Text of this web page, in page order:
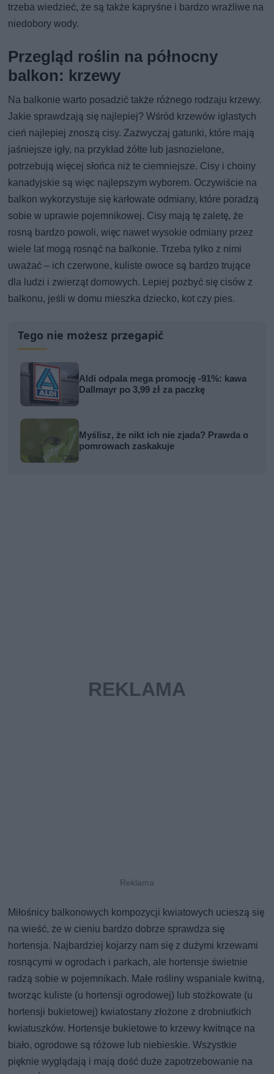
trzeba wiedzieć, że są także kapryśne i bardzo wrażliwe na
niedobory wody.
Przegląd roślin na północny
balkon: krzewy
Na balkonie warto posadzić także różnego rodzaju krzewy.
Jakie sprawdzają się najlepiej? Wśród krzewów iglastych
cień najlepiej znoszą cisy. Zazwyczaj gatunki, które mają
jaśniejsze igły, na przykład żółte lub jasnozielone,
potrzebują więcej słońca niż te ciemniejsze. Cisy i choiny
kanadyjskie są więc najlepszym wyborem. Oczywiście na
balkon wykorzystuje się karłowate odmiany, które poradzą
sobie w uprawie pojemnikowej. Cisy mają tę zaletę, że
rosną bardzo powoli, więc nawet wysokie odmiany przez
wiele lat mogą rosnąć na balkonie. Trzeba tylko z nimi
uważać – ich czerwone, kuliste owoce są bardzo trujące
dla ludzi i zwierząt domowych. Lepiej pozbyć się cisów z
balkonu, jeśli w domu mieszka dziecko, kot czy pies.
Tego nie możesz przegapić
Aldi odpala mega promocję -91%: kawa
Dallmayr po 3,99 zł za paczkę
Myślisz, że nikt ich nie zjada? Prawda o
pomrowach zaskakuje
Miłośnicy balkonowych kompozycji kwiatowych ucieszą się
na wieść, że w cieniu bardzo dobrze sprawdza się
hortensja. Najbardziej kojarzy nam się z dużymi krzewami
rosnącymi w ogrodach i parkach, ale hortensje świetnie
radzą sobie w pojemnikach. Małe rośliny wspaniale kwitną,
tworząc kuliste (u hortensji ogrodowej) lub stożkowate (u
hortensji bukietowej) kwiatostany złożone z drobniutkich
kwiatuszków. Hortensje bukietowe to krzewy kwitnące na
biało, ogrodowe są różowe lub niebieskie. Wszystkie
pięknie wyglądają i mają dość duże zapotrzebowanie na